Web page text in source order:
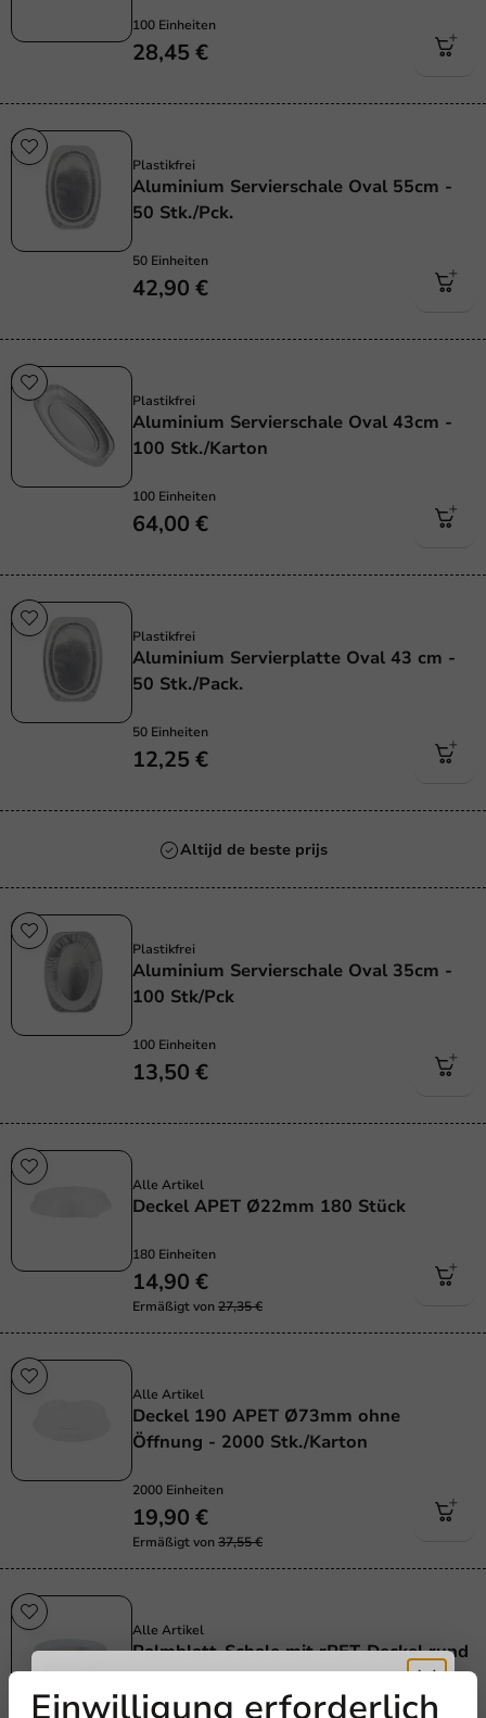
100 Einheiten
28,45 €
Plastikfrei
Aluminium Servierschale Oval 55cm -
50 Stk./Pck.
50 Einheiten
42,90 €
Plastikfrei
Aluminium Servierschale Oval 43cm -
100 Stk./Karton
100 Einheiten
64,00 €
Plastikfrei
Aluminium Servierplatte Oval 43 cm -
50 Stk./Pack.
50 Einheiten
12,25 €
Altijd de beste prijs
Plastikfrei
Aluminium Servierschale Oval 35cm -
100 Stk/Pck
100 Einheiten
13,50 €
Alle Artikel
Deckel APET Ø22mm 180 Stück
180 Einheiten
14,90 €
Ermäßigt von27,35 €
Alle Artikel
Deckel 190 APET Ø73mm ohne
Öffnung - 2000 Stk./Karton
2000 Einheiten
19,90 €
Ermäßigt von37,55 €
Alle Artikel
Palmblatt-Schale mit rPET-Deckel rund
15cm - 100 Stk./Karton
Einwilligung erforderlich